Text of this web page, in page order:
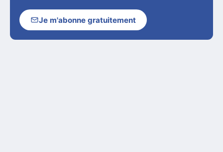
Je m'abonne gratuitement